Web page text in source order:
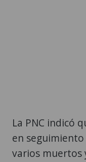
La PNC indicó
en
varios muertos